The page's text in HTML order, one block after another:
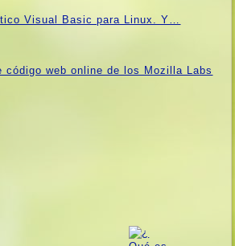
Visual Basic para Linux. Y…
código web online de los Mozilla Labs